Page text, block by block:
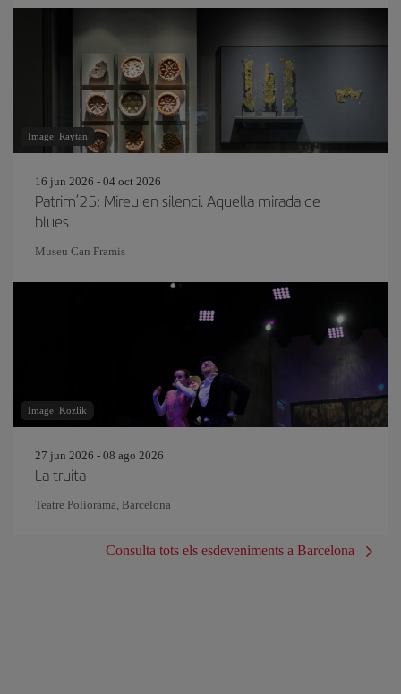
Image: Raytan
16 jun 2026 - 04 oct 2026
Patrim’25: Mireu en silenci. Aquella mirada de
blues
Museu Can Framis
Image: Kozlik
27 jun 2026 - 08 ago 2026
La truita
Teatre Poliorama, Barcelona
Consulta tots els esdeveniments a Barcelona